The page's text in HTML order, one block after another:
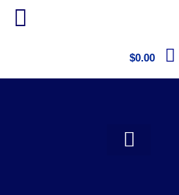
$0.00